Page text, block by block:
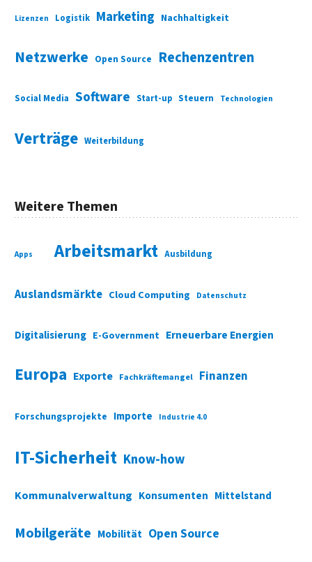
Lizenzen Logistik Marketing Nachhaltigkeit
Netzwerke Open Source Rechenzentren
Social Media Software Start-up Steuern Technologien
Verträge Weiterbildung
Weitere Themen
Apps Arbeitsmarkt Ausbildung
Auslandsmärkte Cloud Computing Datenschutz
Digitalisierung E-Government Erneuerbare Energien
Europa Exporte Fachkräftemangel Finanzen
Forschungsprojekte Importe Industrie 4.0
IT-Sicherheit Know-how
Kommunalverwaltung Konsumenten Mittelstand
Mobilgeräte Mobilität Open Source